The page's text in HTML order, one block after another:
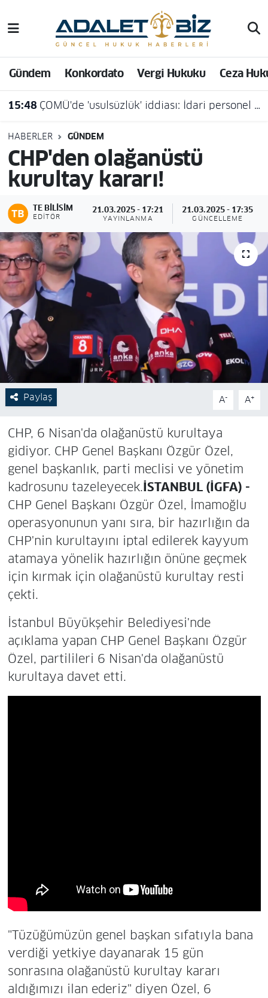
Gündem Konkordato Vergi Hukuku Ceza
15:48 ÇOMÜ'de 'usulsüzlük' iddiası: İdari personel açığa alındı
HABERLER GÜNDEM
CHP'den olağanüstü
kurultay kararı!
TE BILISIM
EDITÖR
21.03.2025 - 17:21
YAYINLANMA
21.03.2025 - 17:35
GÜNCELLEME
Paylaş A- A+
CHP, 6 Nisan'da olağanüstü kurultaya
gidiyor. CHP Genel Başkanı Özgür Özel,
genel başkanlık, parti meclisi ve yönetim
kadrosunu tazeleyecek.İSTANBUL (İGFA) -
CHP Genel Başkanı Özgür Özel, İmamoğlu
operasyonunun yanı sıra, bir hazırlığın da
CHP'nin kurultayını iptal edilerek kayyum
atamaya yönelik hazırlığın önüne geçmek
için kırmak için olağanüstü kurultay resti
çekti.
İstanbul Büyükşehir Belediyesi'nde
açıklama yapan CHP Genel Başkanı Özgür
Özel, partilileri 6 Nisan'da olağanüstü
kurultaya davet etti.
"Tüzüğümüzün genel başkan sıfatıyla bana
verdiği yetkiye dayanarak 15 gün
sonrasına olağanüstü kurultay kararı
aldığımızı ilan ederiz" diyen Özel, 6
Hava Durumu
Trafik Durumu
Süper Lig Puan Durumu ve Fikstür
Tüm Manşetler
Son Dakika Haberleri